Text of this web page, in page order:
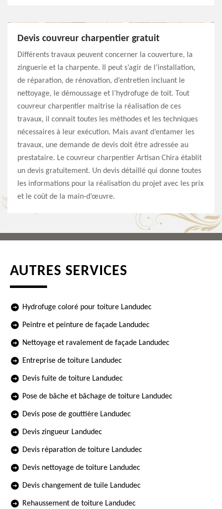
Devis couvreur charpentier gratuit
Différents travaux peuvent concerner la couverture, la
zinguerie et la charpente. Il peut s’agir de l’installation,
de réparation, de rénovation, d’entretien incluant le
nettoyage, le démoussage et l’hydrofuge de toit. Tout
couvreur charpentier maitrise la réalisation de ces
travaux, il connait toutes les méthodes et les techniques
nécessaires à leur exécution. Mais avant d’entamer les
travaux, une demande de devis doit être adressée au
prestataire. Le couvreur charpentier Artisan Chira établit
un devis gratuitement. Un devis détaillé qui donne toutes
les informations pour la réalisation du projet avec les prix
et le coût de la main-d’œuvre.
AUTRES SERVICES
Hydrofuge coloré pour toiture Landudec
Peintre et peinture de façade Landudec
Nettoyage et ravalement de façade Landudec
Entreprise de toiture Landudec
Devis fuite de toiture Landudec
Pose de bâche et bâchage de toiture Landudec
Devis pose de gouttière Landudec
Devis zingueur Landudec
Devis réparation de toiture Landudec
Devis nettoyage de toiture Landudec
Devis changement de tuile Landudec
Rehaussement de toiture Landudec